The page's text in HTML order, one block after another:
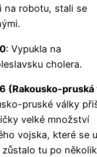
na robotu, stali se
: Vypukla na
cholera.
(Rakousko-pruská
pruské války
velké množství
vojska, které se
zůstalo tu po